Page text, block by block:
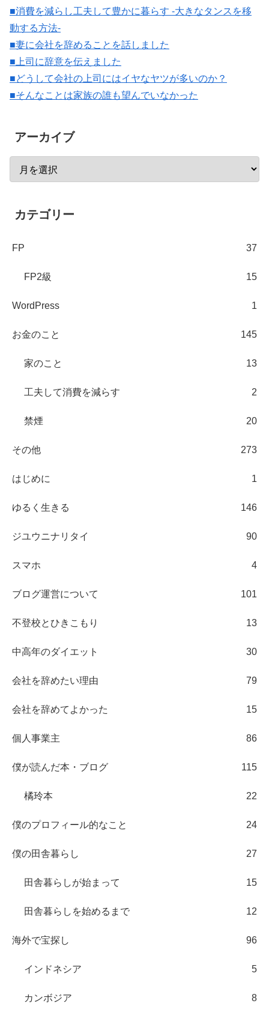
■消費を減らし工夫して豊かに暮らす -大きなタンスを移
動する方法-
■妻に会社を辞めることを話しました
■上司に辞意を伝えました
■どうして会社の上司にはイヤなヤツが多いのか？
■そんなことは家族の誰も望んでいなかった
アーカイブ
カテゴリー
FP 37
FP2級 15
WordPress 1
お金のこと 145
家のこと 13
工夫して消費を減らす 2
禁煙 20
その他 273
はじめに 1
ゆるく生きる 146
ジユウニナリタイ 90
スマホ 4
ブログ運営について 101
不登校とひきこもり 13
中高年のダイエット 30
会社を辞めたい理由 79
会社を辞めてよかった 15
個人事業主 86
僕が読んだ本・ブログ 115
橘玲本 22
僕のプロフィール的なこと 24
僕の田舎暮らし 27
田舎暮らしが始まって 15
田舎暮らしを始めるまで 12
海外で宝探し 96
インドネシア 5
カンボジア 8